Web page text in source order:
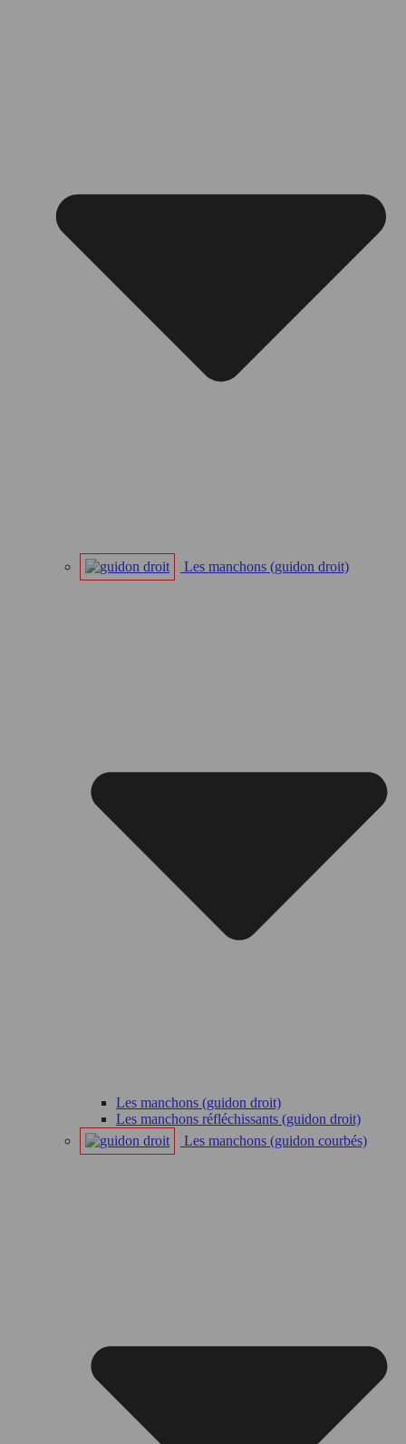
Les manchons (guidon droit)
Les manchons (guidon droit)
Les manchons réfléchissants (guidon droit)
Les manchons (guidon courbés)